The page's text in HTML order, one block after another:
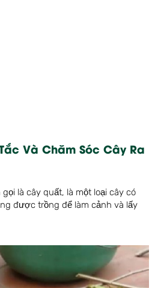
Và Chăm Sóc Cây Ra
là cây quất, là một loại cây có
được trồng để làm cảnh và lấy